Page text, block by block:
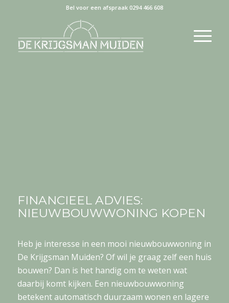
Bel voor een afspraak 0294 466 608
FINANCIEEL ADVIES:
NIEUWBOUWWONING KOPEN
Heb je interesse in een mooi nieuwbouwwoning in
De Krijgsman Muiden? Of wil je graag zelf een huis
bouwen? Dan is het handig om te weten wat
daarbij komt kijken. Een nieuwbouwwoning
betekent automatisch duurzaam wonen en lagere